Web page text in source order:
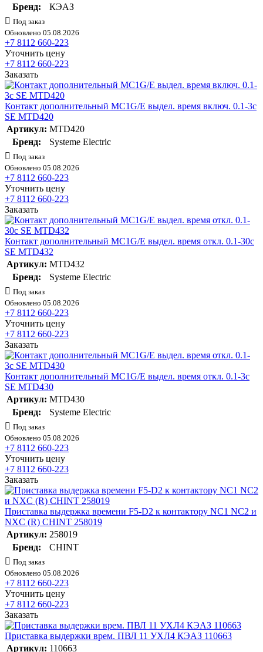
Бренд:
КЭАЗ
Под заказ
Обновлено 05.08.2026
+7 8112 660-223
Уточнить цену
+7 8112 660-223
Заказать
Контакт дополнительный MC1G/E выдел. время включ. 0.1-3с
SE MTD420
Артикул: MTD420
Бренд:
Systeme Electric
Под заказ
Обновлено 05.08.2026
+7 8112 660-223
Уточнить цену
+7 8112 660-223
Заказать
Контакт дополнительный MC1G/E выдел. время откл. 0.1-30с
SE MTD432
Артикул: MTD432
Бренд:
Systeme Electric
Под заказ
Обновлено 05.08.2026
+7 8112 660-223
Уточнить цену
+7 8112 660-223
Заказать
Контакт дополнительный MC1G/E выдел. время откл. 0.1-3с
SE MTD430
Артикул: MTD430
Бренд:
Systeme Electric
Под заказ
Обновлено 05.08.2026
+7 8112 660-223
Уточнить цену
+7 8112 660-223
Заказать
Приставка выдержка времени F5-D2 к контактору NC1 NC2 и
NXC (R) CHINT 258019
Артикул: 258019
Бренд:
CHINT
Под заказ
Обновлено 05.08.2026
+7 8112 660-223
Уточнить цену
+7 8112 660-223
Заказать
Приставка выдержки врем. ПВЛ 11 УХЛ4 КЭАЗ 110663
Артикул: 110663